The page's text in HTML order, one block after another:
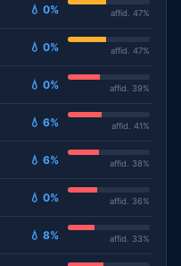
💧 0% affid. 47%
💧 0% affid. 47%
💧 0% affid. 39%
💧 6% affid. 41%
💧 6% affid. 38%
💧 0% affid. 36%
💧 8% affid. 33%